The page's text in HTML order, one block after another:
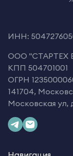
ИНН:
OOO "СТАРТЕХ
КПП 504701001
ОГРН
141704,
Московская ул,